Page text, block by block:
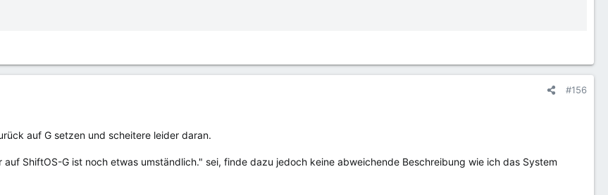
#156
auf G setzen und scheitere leider daran.
auf ShiftOS-G ist noch etwas umständlich." sei, finde dazu jedoch keine abweichende Beschreibung wie ich das System